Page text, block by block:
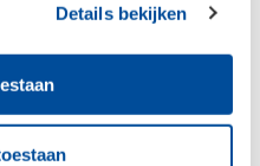
Details bekijken
Een doordacht systeem
voor drempelloos bouwen